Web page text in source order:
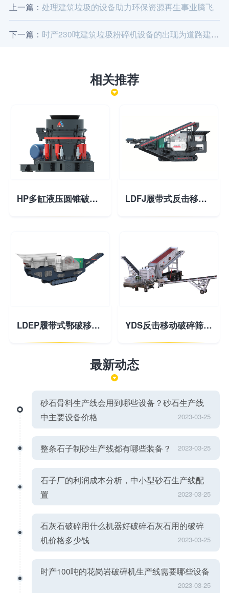
上一篇： 处理建筑垃圾的设备助力环保资源再生事业腾飞
下一篇： 时产230吨建筑垃圾粉碎机设备的出现为道路建筑垃圾废弃物找到新归宿
相关推荐
HP多缸液压圆锥破碎机 LDFJ履带式反击移动破碎站
LDEP履带式鄂破移动破碎站 YDS反击移动破碎筛分站
最新动态
砂石骨料生产线会用到哪些设备？砂石生产线
中主要设备价格
2023-03-25
整条石子制砂生产线都有哪些装备？ 2023-03-25
石子厂的利润成本分析，中小型砂石生产线配
置
2023-03-25
石灰石破碎用什么机器好破碎石灰石用的破碎
机价格多少钱
2023-03-25
时产100吨的花岗岩破碎机生产线需要哪些设备
2023-03-25